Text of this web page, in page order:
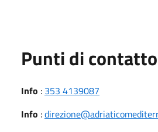
Punti di contatto
Info : 353 4139087
Info :